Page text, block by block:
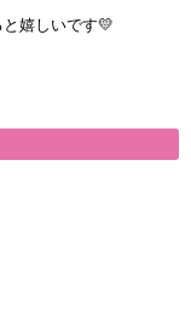
嬉しいです💛